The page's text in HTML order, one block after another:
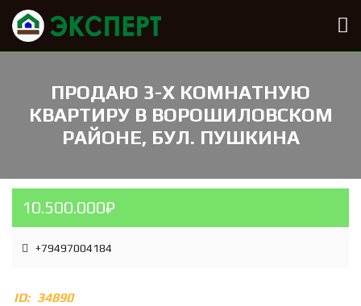
ПРОДАЮ 3-Х КОМНАТНУЮ
КВАРТИРУ В ВОРОШИЛОВСКОМ
РАЙОНЕ, БУЛ. ПУШКИНА
10.500.000₽
+79497004184
ID: 34890